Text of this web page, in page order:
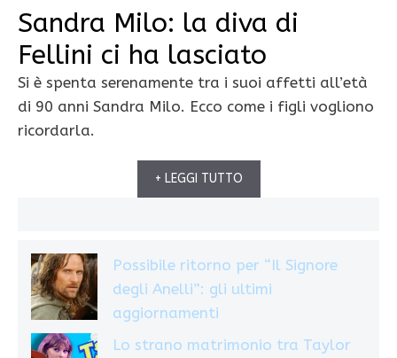
Sandra Milo: la diva di
Fellini ci ha lasciato
Si è spenta serenamente tra i suoi affetti all’età
di 90 anni Sandra Milo. Ecco come i figli vogliono
ricordarla.
+ LEGGI TUTTO
Possibile ritorno per “Il Signore
degli Anelli”: gli ultimi
aggiornamenti
Lo strano matrimonio tra Taylor